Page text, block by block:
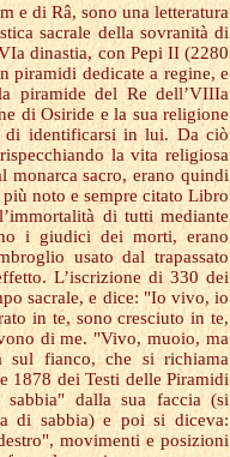
e di Râ, sono una letteratura
sacrale della sovranità di
dinastia, con Pepi II (2280
piramidi dedicate a regine, e
piramide del Re dell’VIIIa
di Osiride e la sua religione
di identificarsi in lui. Da ciò
la vita religiosa
monarca sacro, erano quindi
noto e sempre citato Libro
di tutti mediante
i giudici dei morti, erano
usato dal trapassato
L’iscrizione di 330 dei
sacrale, e dice: "Io vivo, io
in te, sono cresciuto in te,
di me. "Vivo, muoio, ma
sul fianco, che si richiama
1878 dei Testi delle Piramidi
dalla sua faccia (si
di sabbia) e poi si diceva:
movimenti e posizioni